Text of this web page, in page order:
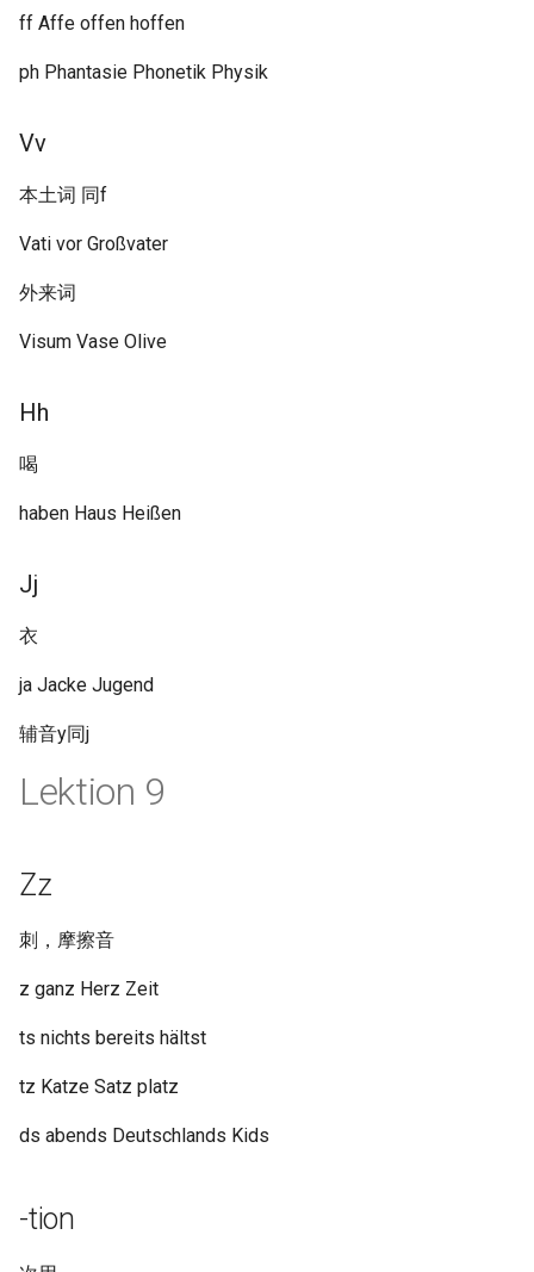
ff Affe offen hoffen
ph Phantasie Phonetik Physik
Vv
本土词 同f
Vati vor Großvater
外来词
Visum Vase Olive
Hh
喝
haben Haus Heißen
Jj
衣
ja Jacke Jugend
辅音y同j
Lektion 9
Zz
刺，摩擦音
z ganz Herz Zeit
ts nichts bereits hältst
tz Katze Satz platz
ds abends Deutschlands Kids
-tion